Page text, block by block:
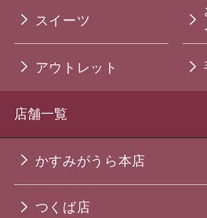
スイーツ
アウトレット
店舗一覧
かすみがうら本店
つくば店